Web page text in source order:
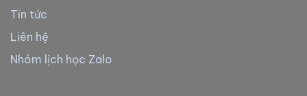
Tin tức
Liên hệ
Nhóm lịch học Zalo